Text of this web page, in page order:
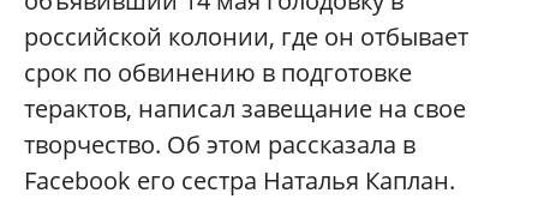
российской колонии, где он отбывает
срок по обвинению в подготовке
терактов, написал завещание на свое
творчество. Об этом рассказала в
Facebook его сестра Наталья Каплан.